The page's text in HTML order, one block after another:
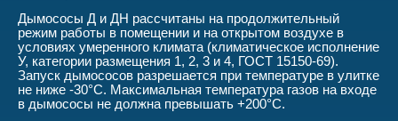
Дымососы Д и ДН рассчитаны на продолжительный
режим работы в помещении и на открытом воздухе в
условиях умеренного климата (климатическое исполнение
У, категории размещения 1, 2, 3 и 4, ГОСТ 15150-69).
Запуск дымососов разрешается при температуре в улитке
не ниже -30°С. Максимальная температура газов на входе
в дымососы не должна превышать +200°С.